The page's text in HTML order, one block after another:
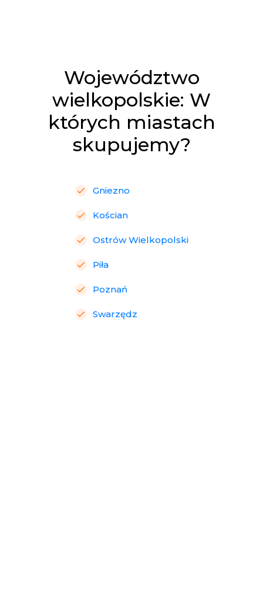
Województwo
wielkopolskie: W
których miastach
skupujemy?
Gniezno
Kościan
Ostrów Wielkopolski
Piła
Poznań
Swarzędz